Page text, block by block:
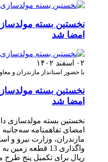
نخستین بسته
امضا شد
۰۲ اسفند ۱۴۰۲
با حضور استاندار مازندران و
نخستین بسته
امضا شد
نخستین بسته مولدسازی
امضای تفاهمنامه
مازندران، وزارت نیرو و
ریال برای تکمیل پنج طرح